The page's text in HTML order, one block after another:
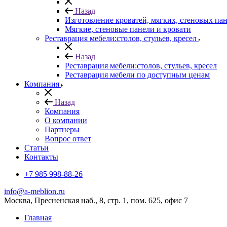
Назад
Изготовление кроватей, мягких, стеновых
Мягкие, стеновые панели и кровати
Реставрация мебели:столов, стульев, кресел
Назад
Реставрация мебели:столов, стульев, кресел
Реставрация мебели по доступным ценам
Компания
Назад
Компания
О компании
Партнеры
Вопрос ответ
Cтатьи
Контакты
+7 985 998-88-26
info@a-meblion.ru
Москва, Пресненская наб., 8, стр. 1, пом. 625, офис 7
Главная